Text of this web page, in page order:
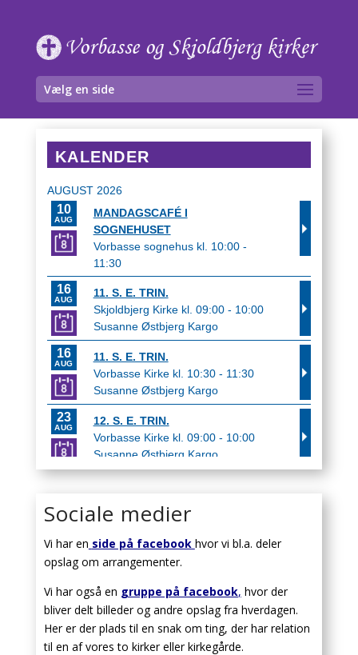
Vælg en side
Sociale medier
Vi har en side på facebook hvor vi bl.a. deler
opslag om arrangementer.
Vi har også en gruppe på facebook, hvor der
bliver delt billeder og andre opslag fra hverdagen.
Her er der plads til en snak om ting, der har relation
til en af vores to kirker eller kirkegårde.